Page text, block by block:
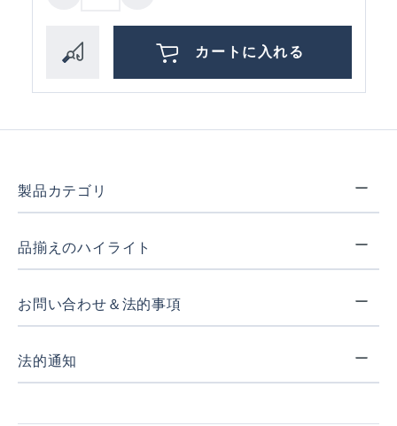
カートに入れる
製品カテゴリ
品揃えのハイライト
お問い合わせ＆法的事項
法的通知